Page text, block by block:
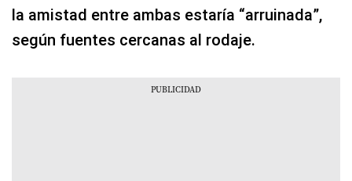
la amistad entre ambas estaría “arruinada”,
según fuentes cercanas al rodaje.